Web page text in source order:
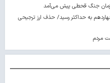
زمان جنگ قحطی پیش می‌آمد
به حداکثر رسید/ حذف ارز ترجیحی
مردم